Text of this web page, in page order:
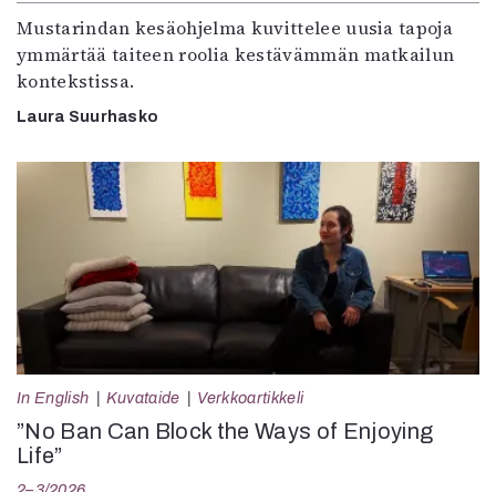
Mustarindan kesäohjelma kuvittelee uusia tapoja
ymmärtää taiteen roolia kestävämmän matkailun
kontekstissa.
Laura Suurhasko
In English Kuvataide Verkkoartikkeli
”No Ban Can Block the Ways of Enjoying
Life”